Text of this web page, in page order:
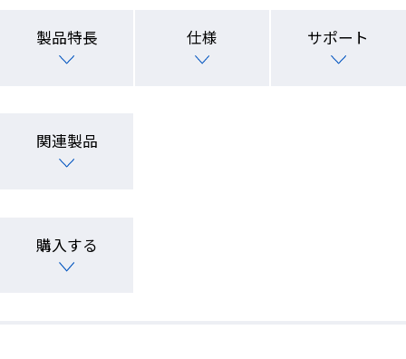
製品特長 仕様 サポート
関連製品
購入する